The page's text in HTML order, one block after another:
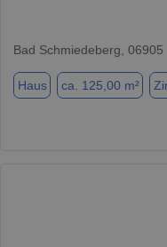
Bad Schmiedeberg, 06905
Haus ca. 125,00 m²